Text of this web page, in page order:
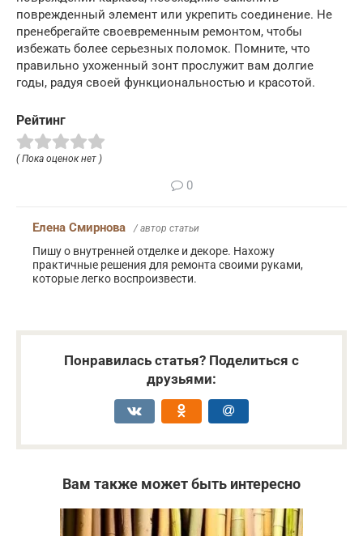
поврежденный элемент или укрепить соединение. Не
пренебрегайте своевременным ремонтом, чтобы
избежать более серьезных поломок. Помните, что
правильно ухоженный зонт прослужит вам долгие
годы, радуя своей функциональностью и красотой.
Рейтинг
( Пока оценок нет )
0
Елена Смирнова / автор статьи
Пишу о внутренней отделке и декоре. Нахожу
практичные решения для ремонта своими руками,
которые легко воспроизвести.
Понравилась статья? Поделиться с
друзьями:
Вам также может быть интересно